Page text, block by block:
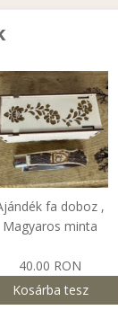
fa doboz ,
Magyaros minta
40.00 RON
Kosárba tesz